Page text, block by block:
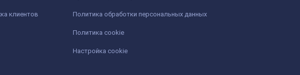
клиентов Политика обработки персональных данных
Политика cookie
Настройка cookie